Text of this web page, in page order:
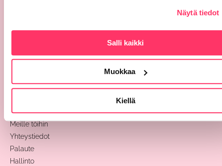
Näytä tiedot
Salli kaikki
Muokkaa
Kiellä
Ajanvaraus ja etävastaanotto
Sivut
Hinnasto
Meille töihin
Yhteystiedot
Palaute
Hallinto